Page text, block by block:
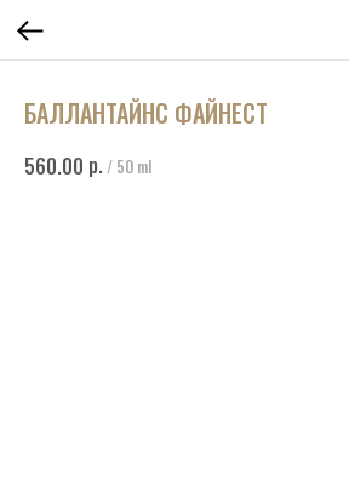
БАЛЛАНТАЙНС ФАЙНЕСТ
560.00 р./ 50 ml